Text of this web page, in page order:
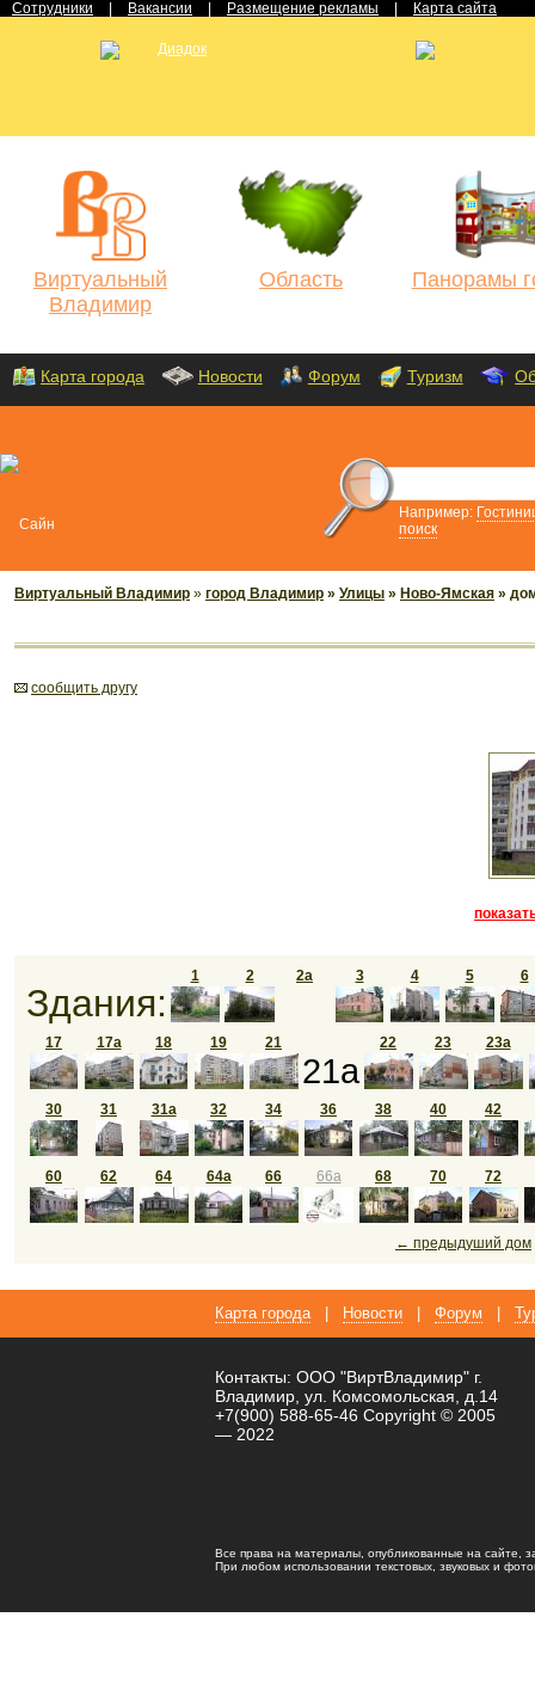
Сотрудники Вакансии Размещение рекламы Карта сайта
Виртуальный
Владимир
Область Панорамы
Карта города Новости Форум Туризм
Например:
поиск
Виртуальный Владимир » город Владимир » Улицы » Ново-Ямская »
cообщить другу
Здания:
1 2 2а 3 4 5 6
17 17а 18 19 21
21а
22 23 23а
30 31 31а 32 34 36 38 40 42
60 62 64 64а 66 66а 68 70 72
← предыдуший дом
Карта города Новости Форум
Контакты: ООО "ВиртВладимир" г.
Владимир, ул. Комсомольская, д.14
+7(900) 588-65-46 Copyright © 2005
— 2022
Все права на материалы, опубликованные на сайте,
При любом использовании текстовых, звуковых и